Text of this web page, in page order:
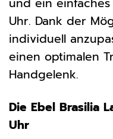
Uhr. Dank der
individuell
einen optimalen
Handgelenk.
Die Ebel Brasilia
Uhr